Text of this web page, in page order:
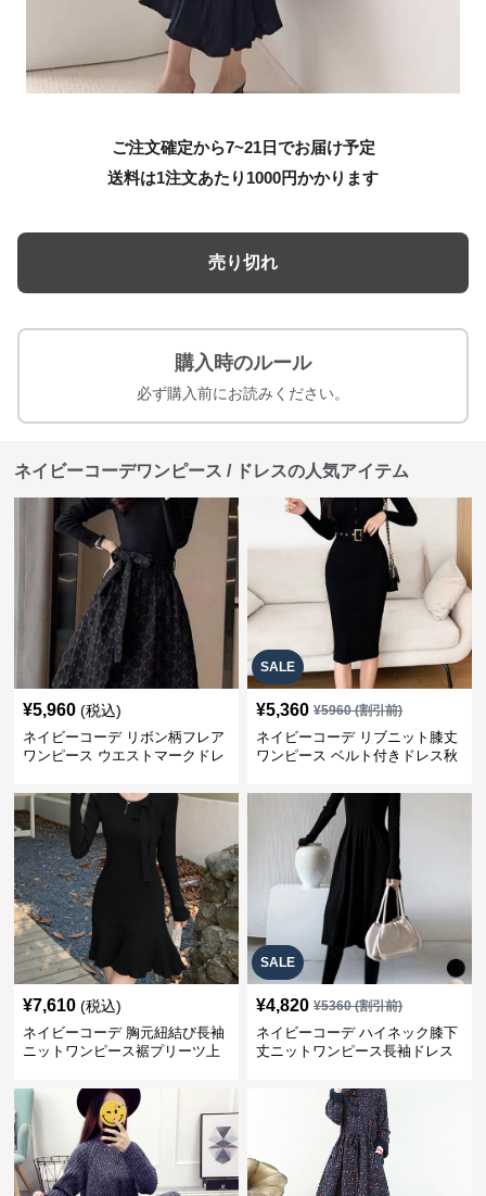
ご注文確定から7~21日でお届け予定
送料は1注文あたり 1000円かかります
売り切れ
購入時のルール
必ず購入前にお読みください。
ネイビーコーデワンピース / ドレスの人気アイテム
¥5,960 (税込)
ネイビーコーデ リボン柄フレア
ワンピース ウエストマークドレ
SALE
¥5,360 ¥5960(割引前)
ネイビーコーデ リブニット膝丈
ワンピース ベルト付きドレス秋
¥7,610 (税込)
ネイビーコーデ 胸元紐結び長袖
ニットワンピース裾プリーツ上
SALE
¥4,820 ¥5360(割引前)
ネイビーコーデ ハイネック膝下
丈ニットワンピース長袖ドレス